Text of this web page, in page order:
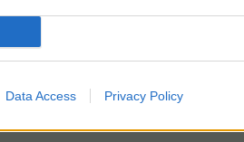
Data Access Privacy Policy